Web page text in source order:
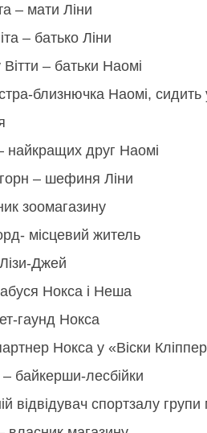
– мати Ліни
– батько Ліни
– батьки Наомі
близнючка Наомі, сидить
друг Наомі
– шефиня Ліни
зоомагазину
місцевий житель
Джей
Нокса і Неша
гаунд Нокса
Нокса у «Віски
байкерши-лесбійки
відвідувач спортзалу групи